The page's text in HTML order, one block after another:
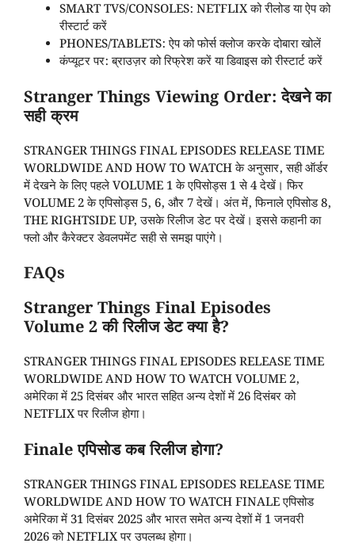
SMART TVS/CONSOLES: NETFLIX को रीलोड या ऐप को
रीस्टार्ट करें
PHONES/TABLETS: ऐप को फोर्स क्लोज करके दोबारा खोलें
कंप्यूटर पर: ब्राउज़र को रिफ्रेश करें या डिवाइस को रीस्टार्ट करें
Stranger Things Viewing Order: देखने का
सही क्रम
STRANGER THINGS FINAL EPISODES RELEASE TIME
WORLDWIDE AND HOW TO WATCH के अनुसार, सही ऑर्डर
में देखने के लिए पहले VOLUME 1 के एपिसोड्स 1 से 4 देखें। फिर
VOLUME 2 के एपिसोड्स 5, 6, और 7 देखें। अंत में, फिनाले एपिसोड 8,
THE RIGHTSIDE UP, उसके रिलीज डेट पर देखें। इससे कहानी का
फ्लो और कैरेक्टर डेवलपमेंट सही से समझ पाएंगे।
FAQs
Stranger Things Final Episodes
Volume 2 की रिलीज डेट क्या है?
STRANGER THINGS FINAL EPISODES RELEASE TIME
WORLDWIDE AND HOW TO WATCH VOLUME 2,
अमेरिका में 25 दिसंबर और भारत सहित अन्य देशों में 26 दिसंबर को
NETFLIX पर रिलीज होगा।
Finale एपिसोड कब रिलीज होगा?
STRANGER THINGS FINAL EPISODES RELEASE TIME
WORLDWIDE AND HOW TO WATCH FINALE एपिसोड
अमेरिका में 31 दिसंबर 2025 और भारत समेत अन्य देशों में 1 जनवरी
2026 को NETFLIX पर उपलब्ध होगा।